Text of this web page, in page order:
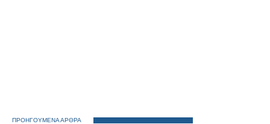
ΠΡΟΗΓΟΥΜΕΝΑ ΑΡΘΡΑ